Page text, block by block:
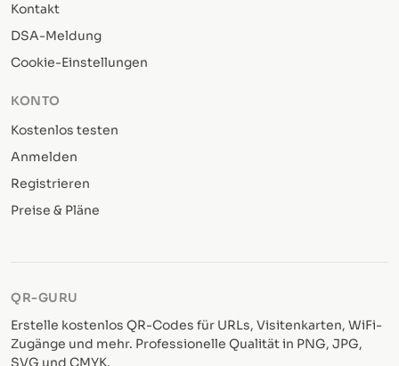
Kontakt
DSA-Meldung
Cookie-Einstellungen
KONTO
Kostenlos testen
Anmelden
Registrieren
Preise & Pläne
QR-GURU
Erstelle kostenlos QR-Codes für URLs, Visitenkarten, WiFi-
Zugänge und mehr. Professionelle Qualität in PNG, JPG,
SVG und CMYK.